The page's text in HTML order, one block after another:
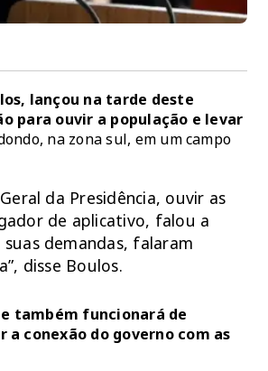
lançou na tarde deste
para ouvir a população e levar
na zona sul, em um campo
da Presidência, ouvir as
de aplicativo, falou a
demandas, falaram
disse Boulos.
também funcionará de
conexão do governo com as